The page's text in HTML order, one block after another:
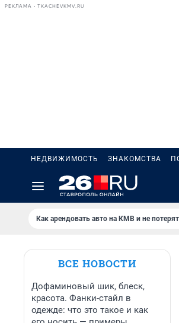
РЕКЛАМА • TKACHEVKMV.RU
НЕДВИЖИМОСТЬ ЗНАКОМСТВА
Как арендовать авто на КМВ и не
ВСЕ НОВОСТИ
Дофаминовый шик, блеск,
красота. Фанки-стайл в
одежде: что это такое и как